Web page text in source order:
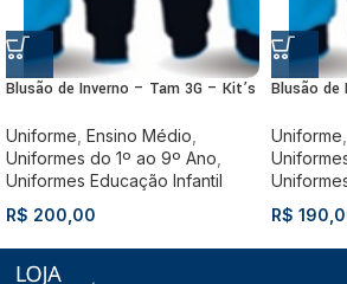
Blusão de Inverno – Tam 3G – Kit’s
Uniforme Ensino Médio
Uniformes do 1º ao 9º Ano
Uniformes Educação Infantil
R$ 200,00
Blusão de
Uniforme
R$